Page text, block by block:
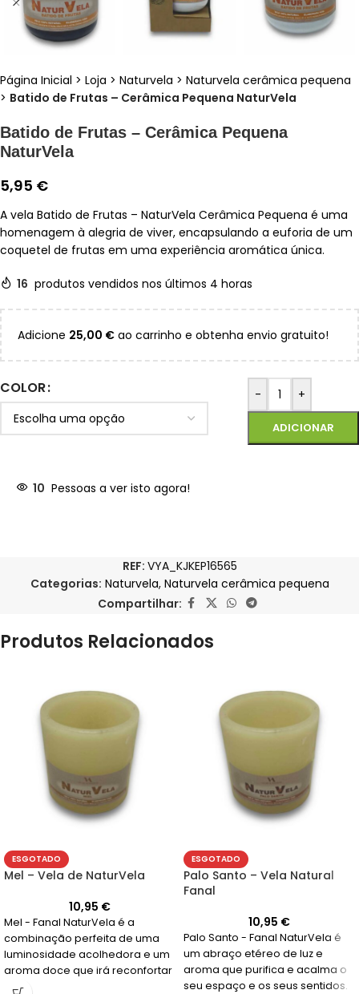
Página Inicial > Loja > Naturvela > Naturvela cerâmica pequena
> Batido de Frutas – Cerâmica Pequena NaturVela
Batido de Frutas – Cerâmica Pequena
NaturVela
5,95 €
A vela Batido de Frutas – NaturVela Cerâmica Pequena é uma
homenagem à alegria de viver, encapsulando a euforia de um
coquetel de frutas em uma experiência aromática única.
16 produtos vendidos nos últimos 4 horas
Adicione 25,00 € ao carrinho e obtenha envio gratuito!
COLOR - +
ADICIONAR
10 Pessoas a ver isto agora!
REF: VYA_KJKEP16565
Categorias: Naturvela, Naturvela cerâmica pequena
Compartilhar:
Produtos Relacionados
ESGOTADO
Mel – Vela de NaturVela
10,95 €
Mel - Fanal NaturVela é a
combinação perfeita de uma
luminosidade acolhedora e um
aroma doce que irá reconfortar
os seus sentidos.
ESGOTADO
Palo Santo – Vela Natural
Fanal
10,95 €
Palo Santo - Fanal NaturVela é
um abraço etéreo de luz e
aroma que purifica e acalma o
seu espaço e os seus sentidos.